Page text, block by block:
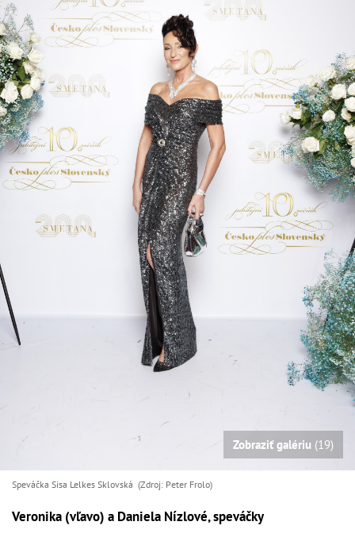
Zobraziť galériu (19)
Speváčka Sisa Lelkes Sklovská (Zdroj: Peter Frolo)
Veronika (vľavo) a Daniela Nízlové, speváčky